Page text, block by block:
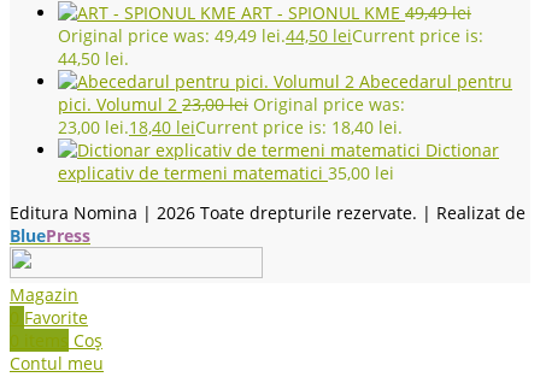
ART - SPIONUL KME 49,49lei
Original price was: 49,49 lei.44,50 leiCurrent price is:
44,50 lei.
Abecedarul pentru
pici. Volumul 2 23,00lei Original price was:
23,00 lei.18,40 leiCurrent price is: 18,40 lei.
Dictionar
explicativ de termeni matematici 35,00 lei
Editura Nomina | 2026 Toate drepturile rezervate. | Realizat de
BluePress
Magazin
0 Favorite
0 items Coș
Contul meu